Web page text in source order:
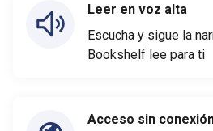
Leer en voz alta
Escucha y sigue la
Bookshelf lee para ti
Acceso sin